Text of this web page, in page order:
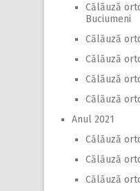
Călăuză
Buciumeni
Călăuză
Călăuză
Călăuză
Călăuză
Anul 2021
Călăuză
Călăuză
Călăuză